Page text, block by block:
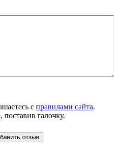
с правилами сайта.
галочку.
отзыв